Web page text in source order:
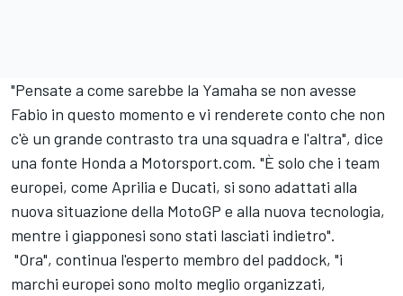
"Pensate a come sarebbe la Yamaha se non avesse
Fabio in questo momento e vi renderete conto che non
c'è un grande contrasto tra una squadra e l'altra", dice
una fonte Honda a Motorsport.com. "È solo che i team
europei, come Aprilia e Ducati, si sono adattati alla
nuova situazione della MotoGP e alla nuova tecnologia,
mentre i giapponesi sono stati lasciati indietro".
"Ora", continua l'esperto membro del paddock, "i
marchi europei sono molto meglio organizzati,